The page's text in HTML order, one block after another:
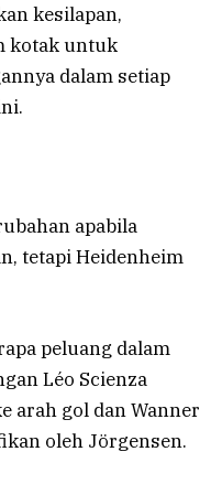
kesilapan,
kotak untuk
dalam setiap
apabila
tetapi Heidenheim
peluang dalam
Léo Scienza
arah gol dan Wanner
oleh Jörgensen.